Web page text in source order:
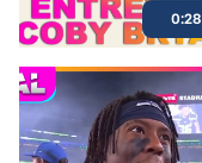
0:28